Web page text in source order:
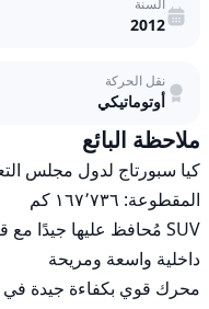
2012
نقل الحركة
أوتوماتيكي
ملاحظة البائع